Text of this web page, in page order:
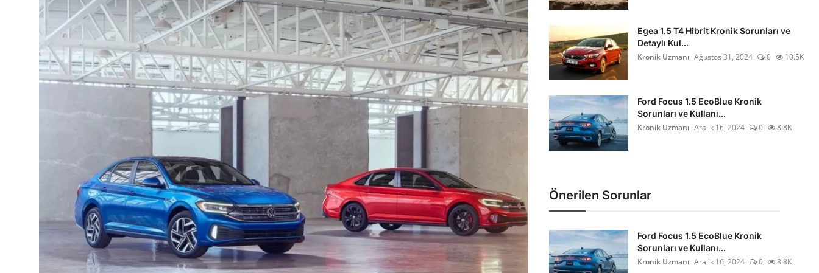
Elektrikli & Hibrit
Kiralama & Filo
Sürüş & Güvenlik
Lastik & Jant
Klima & Konfor
Aydınlatma & Görüş
Şanzıman & Aktarma
Egea 1.5 T4 Hibrit Kronik Sorunları ve
Detaylı Kul...
Kronik Uzmanı Ağustos 31, 2024 0 10.5K
Ford Focus 1.5 EcoBlue Kronik
Sorunları ve Kullanı...
Kronik Uzmanı Aralık 16, 2024 0 8.8K
Önerilen Sorunlar
Ford Focus 1.5 EcoBlue Kronik
Sorunları ve Kullanı...
Kronik Uzmanı Aralık 16, 2024 0 8.8K